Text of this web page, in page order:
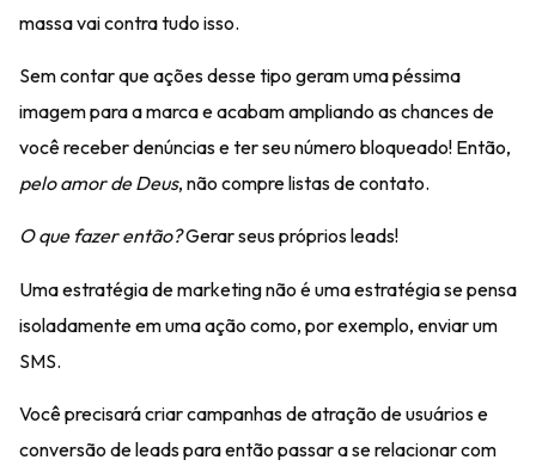
massa vai contra tudo isso.
Sem contar que ações desse tipo geram uma péssima
imagem para a marca e acabam ampliando as chances de
você receber denúncias e ter seu número bloqueado! Então,
pelo amor de Deus, não compre listas de contato.
O que fazer então?Gerar seus próprios leads!
Uma estratégia de marketing não é uma estratégia se pensa
isoladamente em uma ação como, por exemplo, enviar um
SMS.
Você precisará criar campanhas deatração de usuários e
conversão de leadspara então passar a se relacionar com